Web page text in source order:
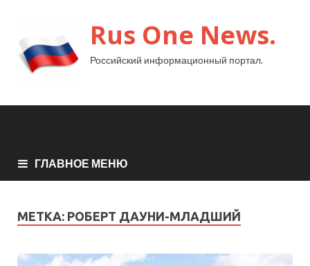
Rus One News.
Российский информационный портал.
ГЛАВНОЕ МЕНЮ
МЕТКА: РОБЕРТ ДАУНИ-МЛАДШИЙ